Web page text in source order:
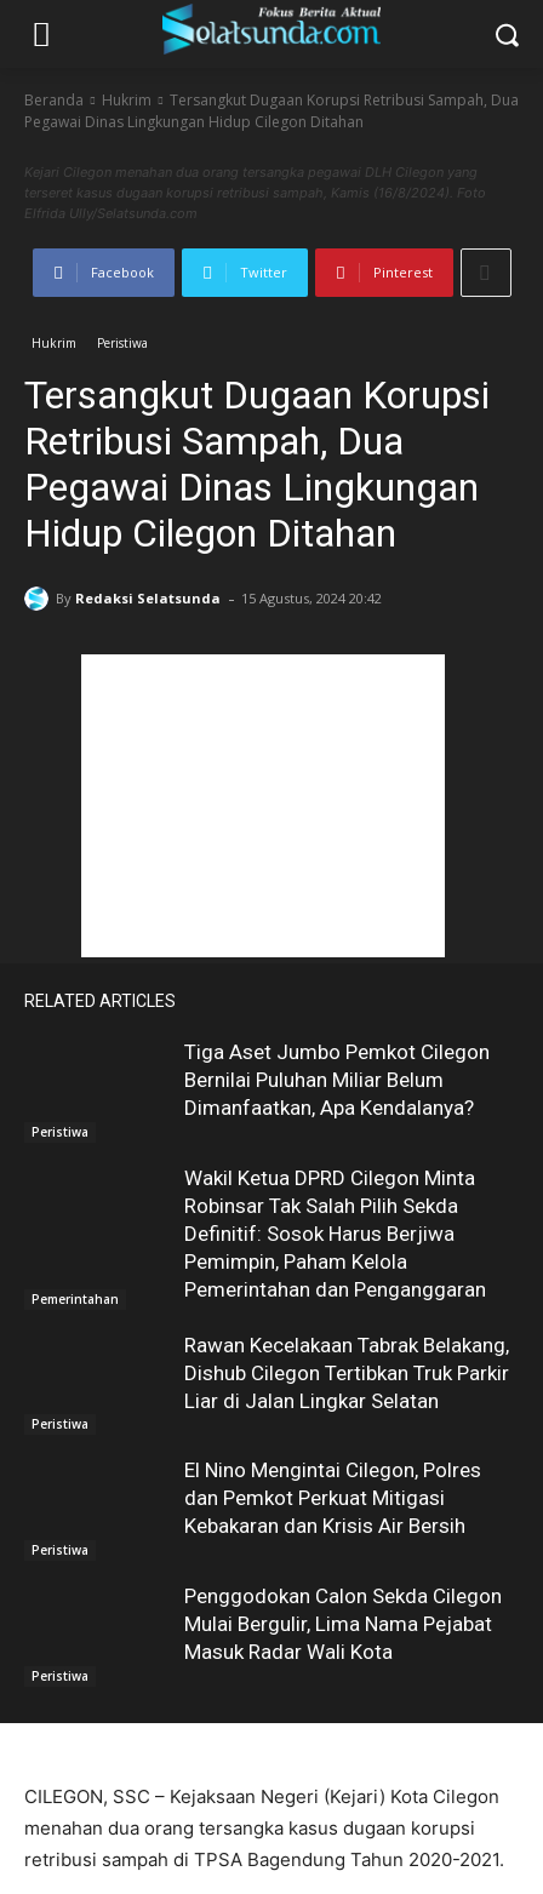
Beranda Hukrim
Tersangkut Dugaan Korupsi Retribusi Sampah, Dua
Pegawai Dinas Lingkungan Hidup Cilegon Ditahan
Kejari Cilegon menahan dua orang tersangka pegawai DLH Cilegon yang
terseret kasus dugaan korupsi retribusi sampah, Kamis (16/8/2024). Foto
Elfrida Ully/Selatsunda.com
Facebook Twitter Pinterest
Hukrim Peristiwa
Tersangkut Dugaan Korupsi
Retribusi Sampah, Dua
Pegawai Dinas Lingkungan
Hidup Cilegon Ditahan
By Redaksi Selatsunda - 15 Agustus, 2024 20:42
RELATED ARTICLES
Peristiwa
Tiga Aset Jumbo Pemkot Cilegon
Bernilai Puluhan Miliar Belum
Dimanfaatkan, Apa Kendalanya?
Pemerintahan
Wakil Ketua DPRD Cilegon Minta
Robinsar Tak Salah Pilih Sekda
Definitif: Sosok Harus Berjiwa
Pemimpin, Paham Kelola
Pemerintahan dan Penganggaran
Peristiwa
Rawan Kecelakaan Tabrak Belakang,
Dishub Cilegon Tertibkan Truk Parkir
Liar di Jalan Lingkar Selatan
Peristiwa
El Nino Mengintai Cilegon, Polres
dan Pemkot Perkuat Mitigasi
Kebakaran dan Krisis Air Bersih
Peristiwa
Penggodokan Calon Sekda Cilegon
Mulai Bergulir, Lima Nama Pejabat
Masuk Radar Wali Kota
CILEGON, SSC – Kejaksaan Negeri (Kejari) Kota Cilegon
menahan dua orang tersangka kasus dugaan korupsi
retribusi sampah di TPSA Bagendung Tahun 2020-2021.